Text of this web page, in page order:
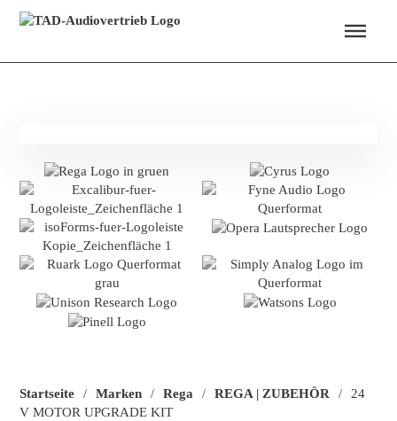
Menü überspringen
Startseite / Marken / Rega / REGA | ZUBEHÖR /
24
V MOTOR UPGRADE KIT